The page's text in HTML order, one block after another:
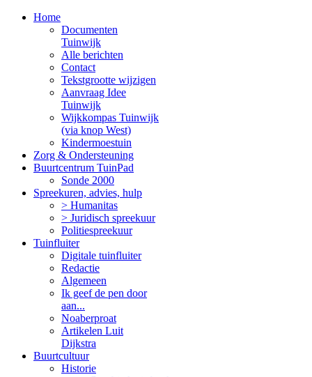
Home
Documenten
Tuinwijk
Alle berichten
Contact
Tekstgrootte wijzigen
Aanvraag Idee
Tuinwijk
Wijkkompas Tuinwijk
(via knop West)
Kindermoestuin
Zorg & Ondersteuning
Buurtcentrum TuinPad
Sonde 2000
Spreekuren, advies, hulp
> Humanitas
> Juridisch spreekuur
Politiespreekuur
Tuinfluiter
Digitale tuinfluiter
Redactie
Algemeen
Ik geef de pen door
aan...
Noaberproat
Artikelen Luit
Dijkstra
Buurtcultuur
Historie